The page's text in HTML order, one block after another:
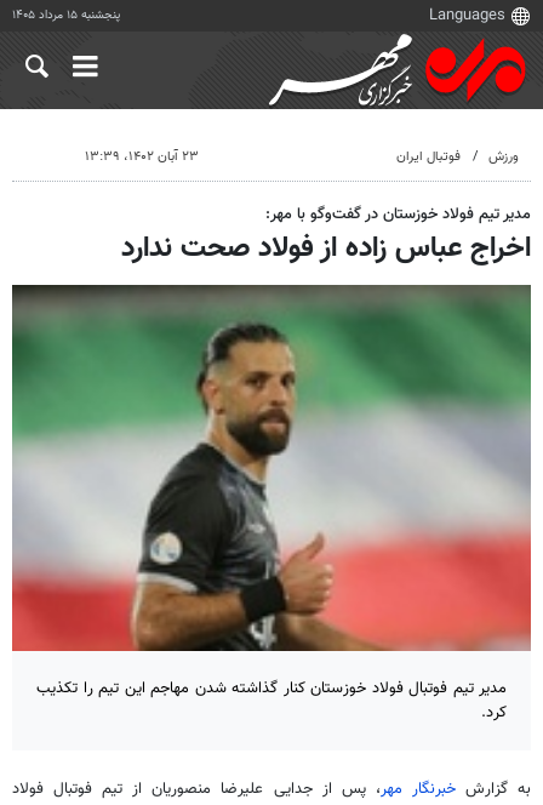
پنجشنبه ۱۵ مرداد ۱۴۰۵
ورزش فوتبال ایران ۲۳ آبان ۱۴۰۲، ۱۳:۳۹
مدیر تیم فولاد خوزستان در گفت‌وگو با مهر:
اخراج عباس زاده از فولاد صحت ندارد
مدیر تیم فوتبال فولاد خوزستان کنار گذاشته شدن مهاجم این تیم را تکذیب
کرد.
به گزارشخبرنگار مهر، پس از جدایی علیرضا منصوریان از تیم فوتبال فولاد